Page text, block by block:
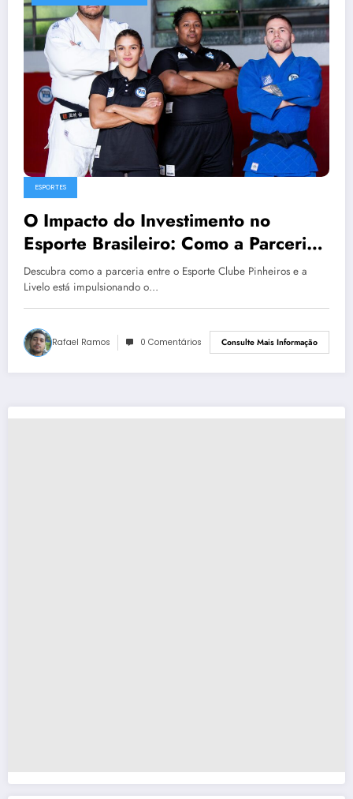
ESPORTES
O Impacto do Investimento no
Esporte Brasileiro: Como a Parceria
entre Pinheiros e Livelo Reforça o
Futuro Olímpico
Descubra como a parceria entre o Esporte Clube Pinheiros e a
Livelo está impulsionando o…
Rafael Ramos 0 Comentários Consulte Mais Informação